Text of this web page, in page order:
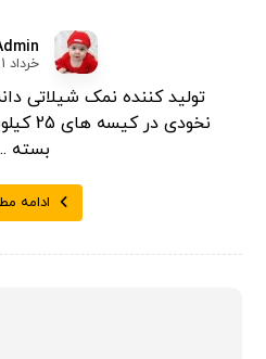
خرداد 1, 1401
تولید کننده نمک شیلاتی
بسته
ادامه